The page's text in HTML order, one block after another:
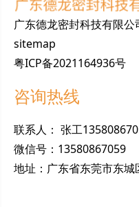
广东德龙密封科技有限
sitemap
粤ICP备2021164936号
咨询热线
联系人 ： 张工
微信号 ： 13580867059
地址 ： 广东省东莞市东